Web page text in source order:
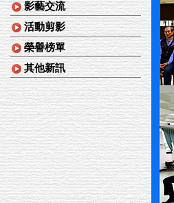
影藝交流
活動剪影
榮譽榜單
其他新訊